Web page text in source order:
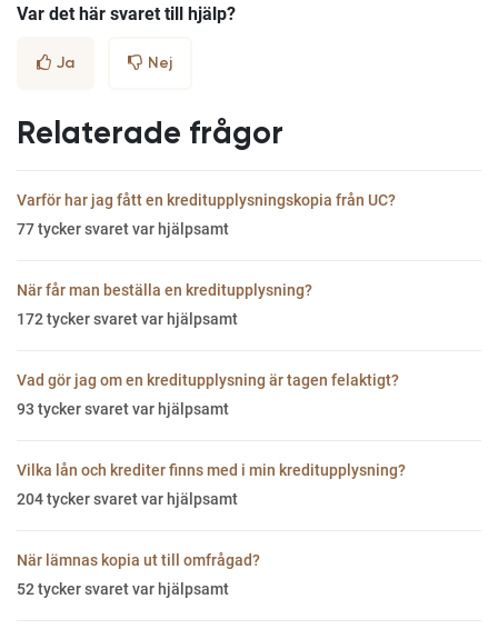
Var det här svaret till hjälp?
Ja Nej
Relaterade frågor
Varför har jag fått en kreditupplysningskopia från UC?
77tycker svaret var hjälpsamt
När får man beställa en kreditupplysning?
172tycker svaret var hjälpsamt
Vad gör jag om en kreditupplysning är tagen felaktigt?
93 tycker svaret var hjälpsamt
Vilka lån och krediter finns med i min kreditupplysning?
204tycker svaret var hjälpsamt
När lämnas kopia ut till omfrågad?
52tycker svaret var hjälpsamt